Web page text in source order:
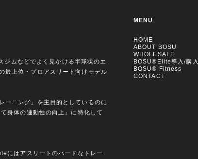
ムなどでよく見かける半球状のエ
最上位・プロアスリート向けモデル
ーニング」を主目的としているのに
身体の連動性の向上」に特化して
にはアスリートのハードなトレー
MENU
HOME
ABOUT BOSU
WHOLESALE
BOSU®Elite導入/購入
BOSU® Fitness
CONTACT